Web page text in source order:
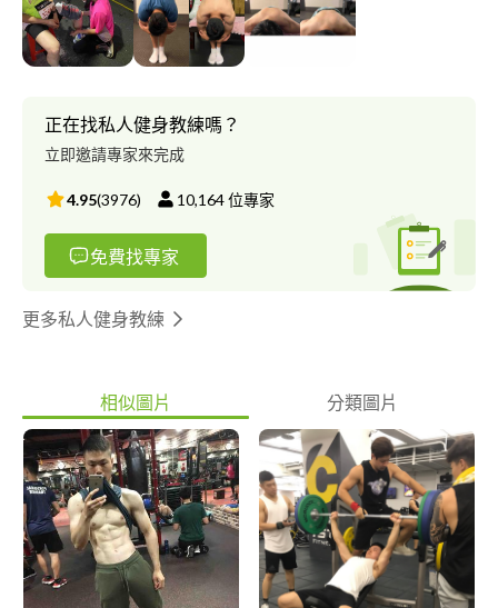
正在找私人健身教練嗎？
立即邀請專家來完成
4.95(3976) 10,164位專家
免費找專家
更多私人健身教練
相似圖片 分類圖片